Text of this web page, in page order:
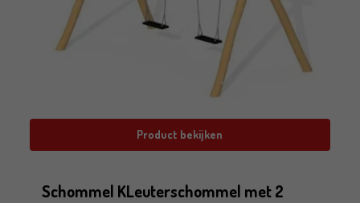
Product bekijken
Schommel KLeuterschommel met 2